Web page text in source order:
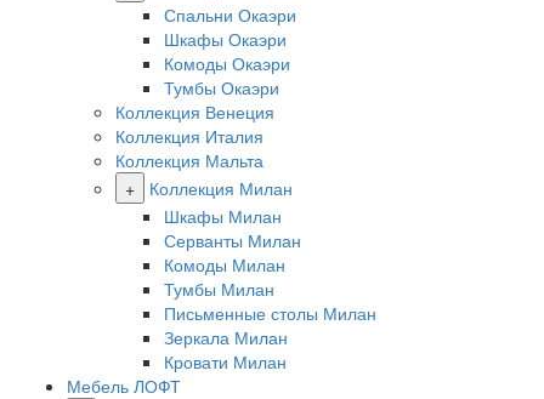
Спальни Окаэри
Шкафы Окаэри
Комоды Окаэри
Тумбы Окаэри
Коллекция Венеция
Коллекция Италия
Коллекция Мальта
+
Коллекция Милан
Шкафы Милан
Серванты Милан
Комоды Милан
Тумбы Милан
Письменные столы Милан
Зеркала Милан
Кровати Милан
Мебель ЛОФТ